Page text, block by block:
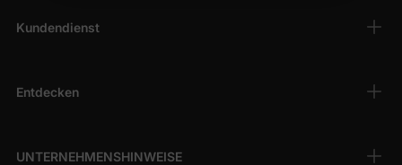
Kundendienst
Entdecken
UNTERNEHMENSHINWEISE
Indem Sie sich anmelden, stimmen Sie unserer